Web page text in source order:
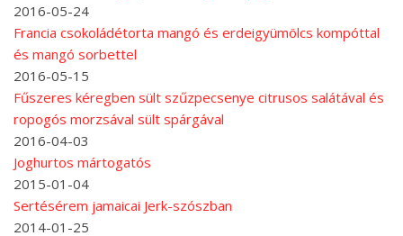
2016-05-24
Francia csokoládétorta mangó és erdeigyümölcs kompóttal
és mangó sorbettel
2016-05-15
Fűszeres kéregben sült szűzpecsenye citrusos salátával és
ropogós morzsával sült spárgával
2016-04-03
Joghurtos mártogatós
2015-01-04
Sertésérem jamaicai Jerk-szószban
2014-01-25